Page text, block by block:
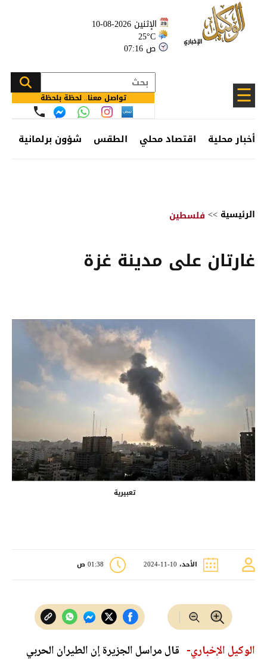
الإثنين 2026-08-10
25°C
07:16 ص
☰ تواصل معنا.. لحظة بلحظة
أخبار محلية اقتصاد محلي الطقس شؤون برلمانية
الرئيسية >> فلسطين
غارتان على مدينة غزة
تعبيرية
الأحد، 10-11-2024 01:38 ص
الوكيل الإخباري- قال مراسل الجزيرة إن الطيران الحربي